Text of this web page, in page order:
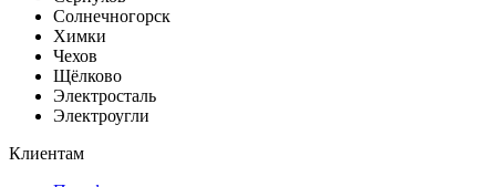
Солнечногорск
Химки
Чехов
Щёлково
Электросталь
Электроугли
Клиентам